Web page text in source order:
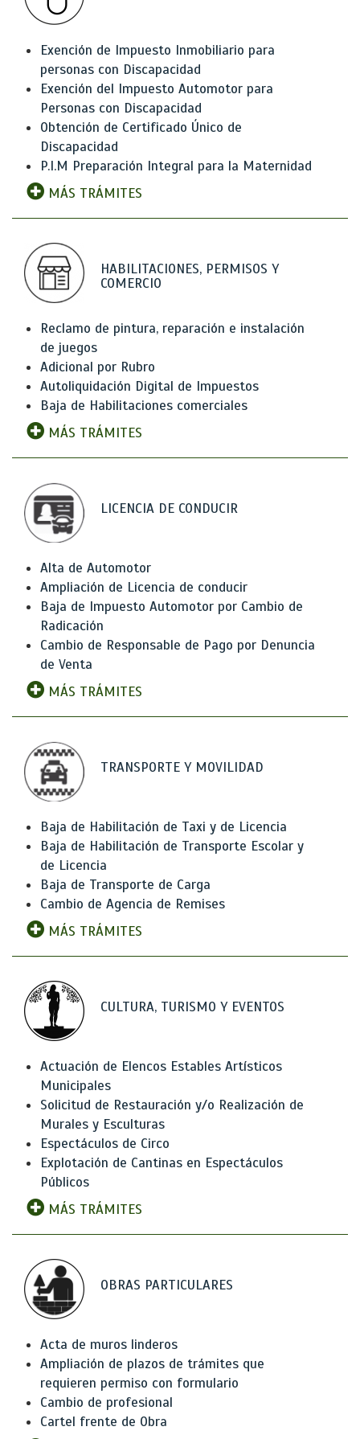
Exención de Impuesto Inmobiliario para
personas con Discapacidad
Exención del Impuesto Automotor para
Personas con Discapacidad
Obtención de Certificado Único de
Discapacidad
P.I.M Preparación Integral para la Maternidad
MÁS TRÁMITES
HABILITACIONES, PERMISOS Y
COMERCIO
Reclamo de pintura, reparación e instalación
de juegos
Adicional por Rubro
Autoliquidación Digital de Impuestos
Baja de Habilitaciones comerciales
MÁS TRÁMITES
LICENCIA DE CONDUCIR
Alta de Automotor
Ampliación de Licencia de conducir
Baja de Impuesto Automotor por Cambio de
Radicación
Cambio de Responsable de Pago por Denuncia
de Venta
MÁS TRÁMITES
TRANSPORTE Y MOVILIDAD
Baja de Habilitación de Taxi y de Licencia
Baja de Habilitación de Transporte Escolar y
de Licencia
Baja de Transporte de Carga
Cambio de Agencia de Remises
MÁS TRÁMITES
CULTURA, TURISMO Y EVENTOS
Actuación de Elencos Estables Artísticos
Municipales
Solicitud de Restauración y/o Realización de
Murales y Esculturas
Espectáculos de Circo
Explotación de Cantinas en Espectáculos
Públicos
MÁS TRÁMITES
OBRAS PARTICULARES
Acta de muros linderos
Ampliación de plazos de trámites que
requieren permiso con formulario
Cambio de profesional
Cartel frente de Obra